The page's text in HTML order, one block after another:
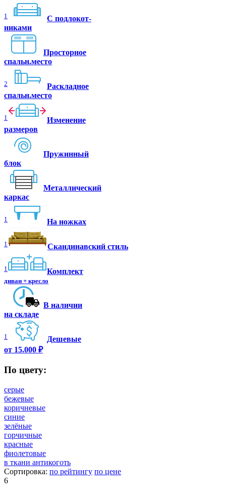
1
C подлокот-
никами
Просторное
спальн.место
2
Раскладное
спальн.место
1
Изменение
размеров
Пружинный
блок
Металлический
каркас
1 На ножках
1 Скандинавский стиль
1 Комплект
диван + кресло
В наличии
на складе
1
Дешевые
от 15.000 ₽
По цвету:
серые
бежевые
коричневые
синие
зелёные
горчичные
красные
фиолетовые
в ткани антикоготь
Сортировка: по рейтингу по цене
6